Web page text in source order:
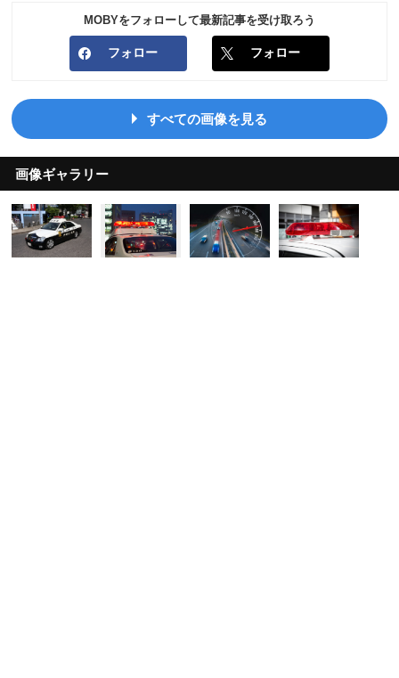
MOBYをフォローして最新記事を受け取ろう
フォロー フォロー
すべての画像を見る
画像ギャラリー